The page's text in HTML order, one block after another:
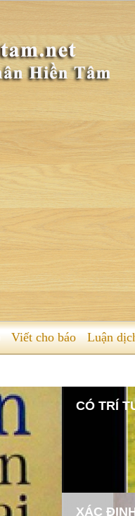
Viết cho báo Luận
CÓ TRÍ
XÁC